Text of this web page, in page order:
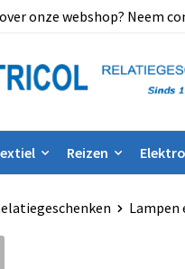
onze webshop? Neem
Reizen
Lampen